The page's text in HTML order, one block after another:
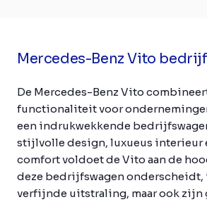
Mercedes-Benz Vito
De Mercedes-Benz Vito
functionaliteit voor
een indrukwekkende
stijlvolle design, luxueus interieur
comfort voldoet de Vito aan de
deze bedrijfswagen onderscheidt,
verfijnde uitstraling, maar ook zijn